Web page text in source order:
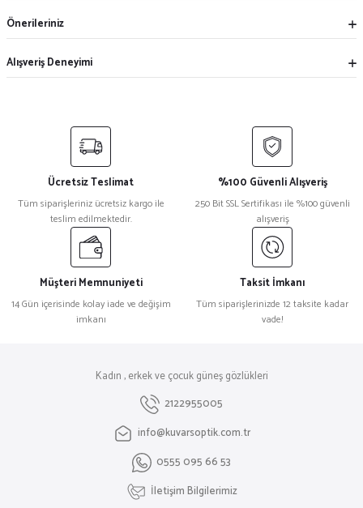
Önerileriniz
Alışveriş Deneyimi
Ücretsiz Teslimat
Tüm siparişleriniz ücretsiz kargo ile
teslim edilmektedir.
%100 Güvenli Alışveriş
250 Bit SSL Sertifikası ile %100 güvenli
alışveriş
Müşteri Memnuniyeti
14 Gün içerisinde kolay iade ve değişim
imkanı
Taksit İmkanı
Tüm siparişlerinizde 12 taksite kadar
vade!
Kadın , erkek ve çocuk güneş gözlükleri
2122955005
info@kuvarsoptik.com.tr
0555 095 66 53
İletişim Bilgilerimiz